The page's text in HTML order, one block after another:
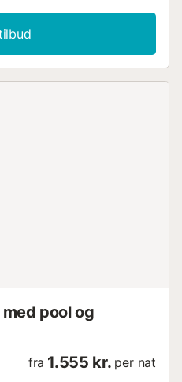
pool og
fra 1.555 kr. per nat